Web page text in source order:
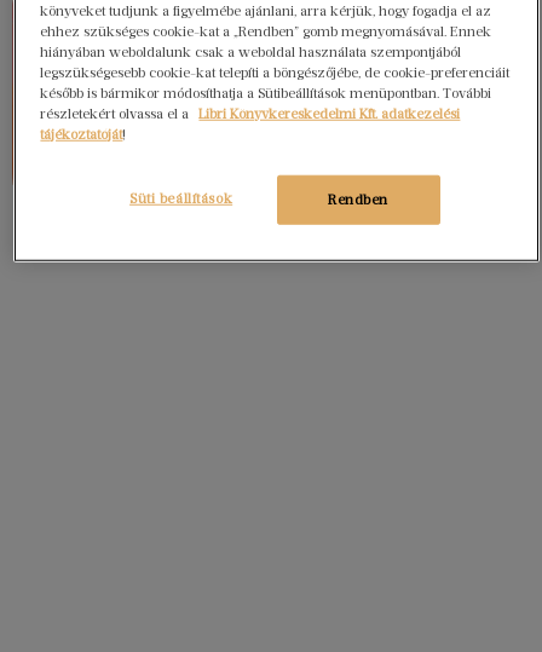
könyveket tudjunk a figyelmébe ajánlani, arra kérjük, hogy fogadja el az
ehhez szükséges cookie-kat a „Rendben” gomb megnyomásával. Ennek
hiányában weboldalunk csak a weboldal használata szempontjából
legszükségesebb cookie-kat telepíti a böngészőjébe, de cookie-preferenciáit
később is bármikor módosíthatja a Sütibeállítások menüpontban. További
részletekért olvassa el a
Libri Könyvkereskedelmi Kft. adatkezelési
tájékoztatóját!
Rendben
Süti beállítások